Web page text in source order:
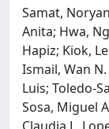
Samat,
Anita; Hwa,
Hapiz; Kiok,
Ismail, Wan
Luis; Toledo-
Sosa, Miguel